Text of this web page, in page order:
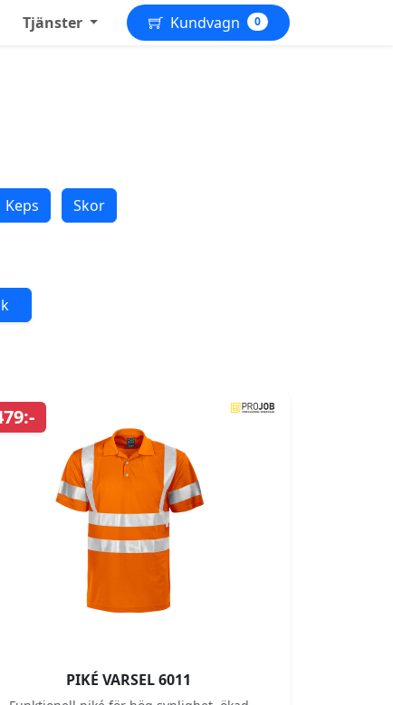
Tjänster Kundvagn 0
Keps Skor
PIKÉ VARSEL 6011